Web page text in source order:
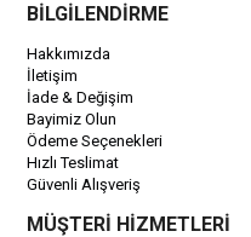
BİLGİLENDİRME
Hakkımızda
İletişim
İade & Değişim
Bayimiz Olun
Ödeme Seçenekleri
Hızlı Teslimat
Güvenli Alışveriş
MÜŞTERİ HİZMETLERİ